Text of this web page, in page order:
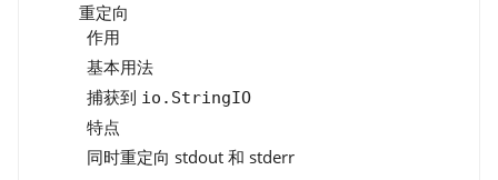
重定向
作用
基本用法
捕获到 io.StringIO
特点
同时重定向 stdout 和 stderr